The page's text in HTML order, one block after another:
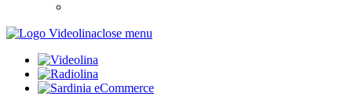
close menu